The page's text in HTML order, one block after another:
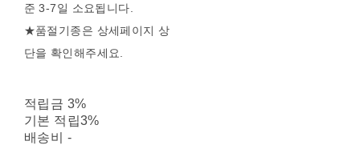
준 3-7일 소요됩니다.
★품절기종은 상세페이지 상
단을 확인해주세요.
적립금 3%
기본 적립3%
배송비 -